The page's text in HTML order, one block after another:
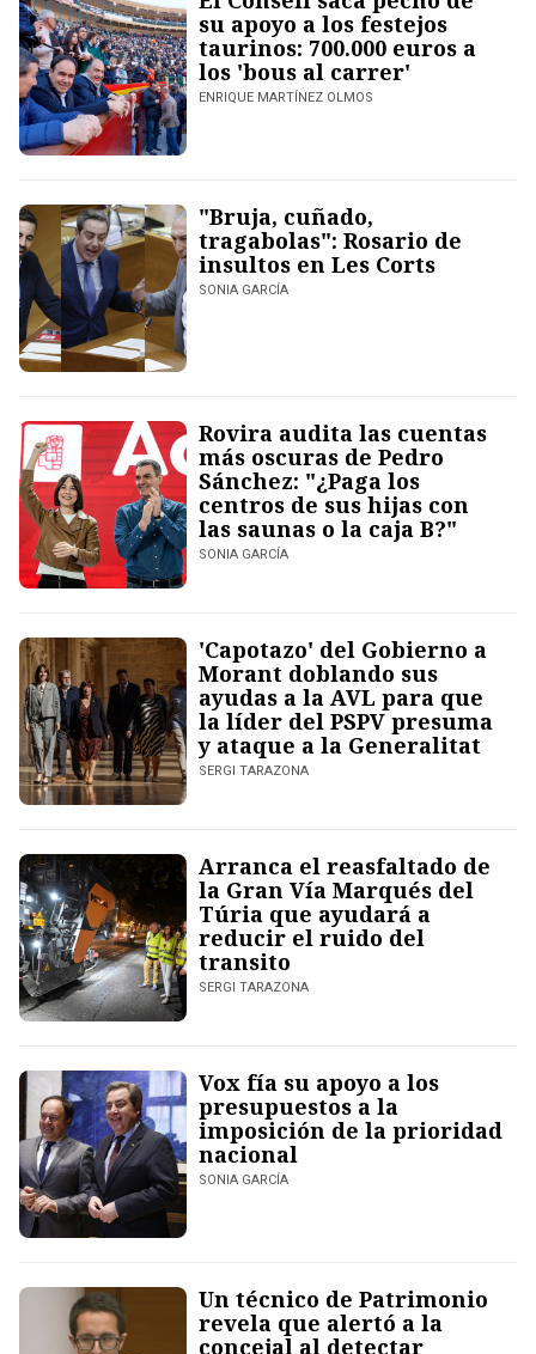
su apoyo a los festejos
taurinos: 700.000 euros a
los 'bous al carrer'
ENRIQUE MARTÍNEZ OLMOS
"Bruja, cuñado,
tragabolas": Rosario de
insultos en Les Corts
SONIA GARCÍA
Rovira audita las cuentas
más oscuras de Pedro
Sánchez: "¿Paga los
centros de sus hijas con
las saunas o la caja B?"
SONIA GARCÍA
'Capotazo' del Gobierno a
Morant doblando sus
ayudas a la AVL para que
la líder del PSPV presuma
y ataque a la Generalitat
SERGI TARAZONA
Arranca el reasfaltado de
la Gran Vía Marqués del
Túria que ayudará a
reducir el ruido del
transito
SERGI TARAZONA
Vox fía su apoyo a los
presupuestos a la
imposición de la prioridad
nacional
SONIA GARCÍA
Un técnico de Patrimonio
revela que alertó a la
concejal al detectar